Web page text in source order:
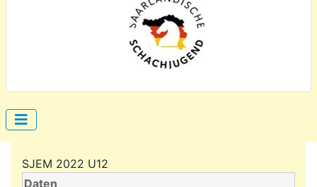
SJEM 2022 U12
Daten